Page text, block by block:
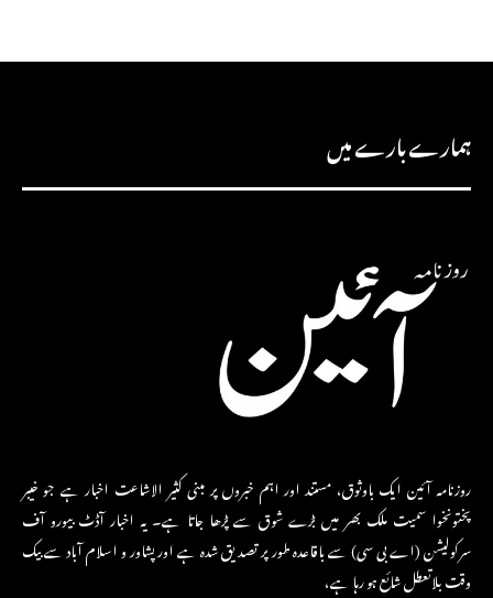
ہمارے بارے میں
روزنامہ آئین ایک باوثوق، مستند اور اہم خبروں پر مبنی کثیر الاشاعت اخبار ہے جو خیبر
پختونخوا سمیت ملک بھر میں بڑے شوق سے پڑھا جاتا ہے۔ یہ اخبار آڈٹ بیورو آف
سرکولیشن (اے بی سی) سے باقاعدہ طور پر تصدیق شدہ ہے اور پشاور و اسلام آباد سے بیک
وقت بلاتعطل شائع ہو رہا ہے،